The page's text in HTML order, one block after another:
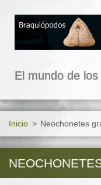
El mundo de
Inicio > Neochonetes